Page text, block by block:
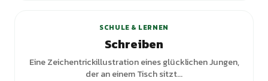
SCHULE & LERNEN
Schreiben
Eine Zeichentrickillustration eines glücklichen Jungen,
der an einem Tisch sitzt...